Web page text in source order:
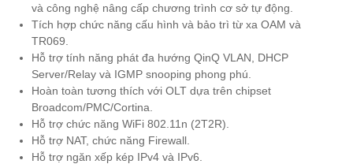
và công nghệ nâng cấp chương trình cơ sở tự động.
Tích hợp chức năng cấu hình và bảo trì từ xa OAM và
TR069.
Hỗ trợ tính năng phát đa hướng QinQ VLAN, DHCP
Server/Relay và IGMP snooping phong phú.
Hoàn toàn tương thích với OLT dựa trên chipset
Broadcom/PMC/Cortina.
Hỗ trợ chức năng WiFi 802.11n (2T2R).
Hỗ trợ NAT, chức năng Firewall.
Hỗ trợ ngăn xếp kép IPv4 và IPv6.